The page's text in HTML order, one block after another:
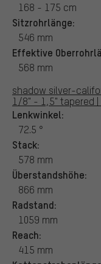
168 - 175 cm
Sitzrohrlänge:
546 mm
Effektive
568 mm
shadow silver-
1/8" - 1,5" tapered |
Lenkwinkel:
72.5 °
Stack:
578 mm
Überstandshöhe:
866 mm
Radstand:
1059 mm
Reach:
415 mm